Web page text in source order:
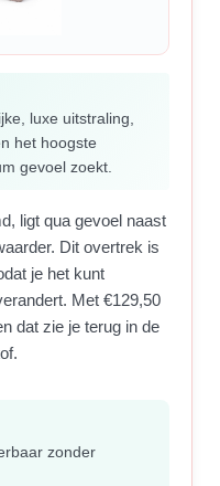
luxe uitstraling,
het hoogste
gevoel zoekt.
ligt qua gevoel naast
Dit overtrek is
je het kunt
Met €129,50
dat zie je terug in de
zonder